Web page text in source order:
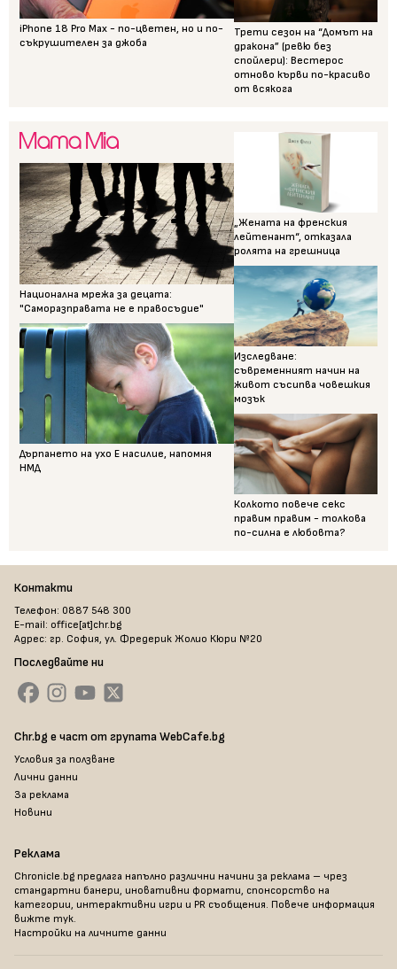
iPhone 18 Pro Max - по-цветен, но и по-
съкрушителен за джоба
Трети сезон на “Домът на
дракона” (ревю без
спойлери): Вестерос
отново кърви по-красиво
от всякога
Национална мрежа за децата:
"Саморазправата не е правосъдие"
Дърпането на ухо Е насилие, напомня
НМД
„Жената на френския
лейтенант“, отказала
ролята на грешница
Изследване:
съвременният начин на
живот съсипва човешкия
мозък
Колкото повече секс
правим правим - толкова
по-силна е любовта?
Контакти
Телефон: 0887 548 300
E-mail: office[at]chr.bg
Адрес: гр. София, ул. Фредерик Жолио Кюри №20
Последвайте ни
Chr.bg е част от групата WebCafe.bg
Условия за ползване
Лични данни
За реклама
Новини
Реклама
Chronicle.bg предлага напълно различни начини за реклама – чрез
стандартни банери, иновативни формати, спонсорство на
категории, интерактивни игри и PR съобщения. Повече информация
вижте тук.
Настройки на личните данни